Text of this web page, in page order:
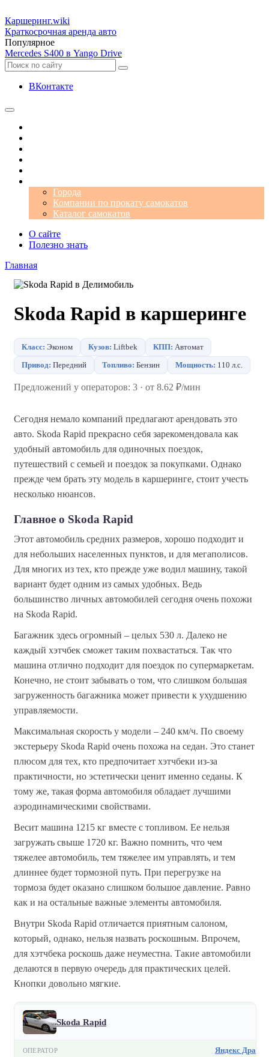
Каршеринг.wiki
Краткосрочная аренда авто
Популярное
Mercedes S400 в Yango Drive
ВКонтакте
Города
Компании по прокату самокатов
Каталог самокатов
О сайте
Полезно знать
Главная
Skoda Rapid в каршеринге
Класс: Эконом Кузов: Liftbek КПП: Автомат
Привод: Передний Топливо: Бензин Мощность: 110 л.с.
Предложений у операторов: 3 · от 8.62 ₽/мин
Сегодня немало компаний предлагают арендовать это
авто. Skoda Rapid прекрасно себя зарекомендовала как
удобный автомобиль для одиночных поездок,
путешествий с семьей и поездок за покупками. Однако
прежде чем брать эту модель в каршеринге, стоит учесть
несколько нюансов.
Главное о Skoda Rapid
Этот автомобиль средних размеров, хорошо подходит и
для небольших населенных пунктов, и для мегаполисов.
Для многих из тех, кто прежде уже водил машину, такой
вариант будет одним из самых удобных. Ведь
большинство личных автомобилей сегодня очень похожи
на Skoda Rapid.
Багажник здесь огромный – целых 530 л. Далеко не
каждый хэтчбек сможет таким похвастаться. Так что
машина отлично подходит для поездок по супермаркетам.
Конечно, не стоит забывать о том, что слишком большая
загруженность багажника может привести к ухудшению
управляемости.
Максимальная скорость у модели – 240 км/ч. По своему
экстерьеру Skoda Rapid очень похожа на седан. Это станет
плюсом для тех, кто предпочитает хэтчбеки из-за
практичности, но эстетически ценит именно седаны. К
тому же, такая форма автомобиля обладает лучшими
аэродинамическими свойствами.
Весит машина 1215 кг вместе с топливом. Ее нельзя
загружать свыше 1720 кг. Важно помнить, что чем
тяжелее автомобиль, тем тяжелее им управлять, и тем
длиннее будет тормозной путь. При перегрузке на
тормоза будет оказано слишком большое давление. Равно
как и на остальные важные элементы автомобиля.
Внутри Skoda Rapid отличается приятным салоном,
который, однако, нельзя назвать роскошным. Впрочем,
для хэтчбека роскошь даже неуместна. Такие автомобили
делаются в первую очередь для практических целей.
Кнопки довольно мягкие.
Skoda Rapid
Яндекс Драйв